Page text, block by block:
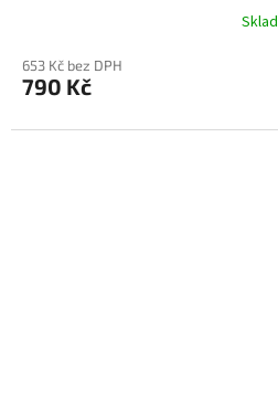
653 Kč bez DPH
790 Kč